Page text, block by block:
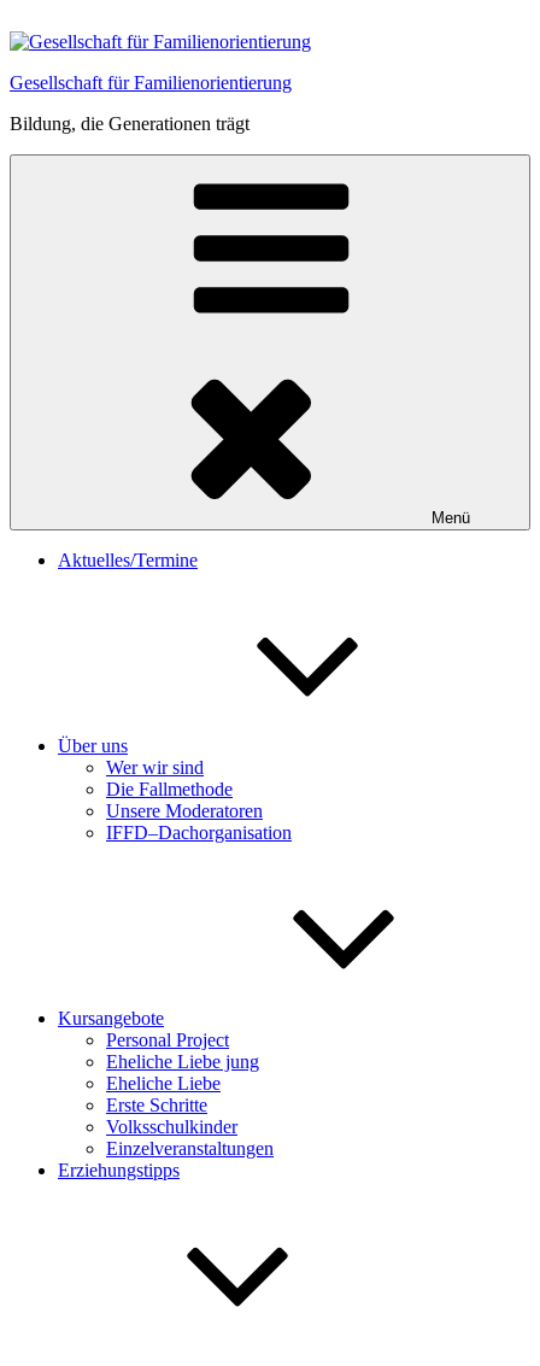
Inhalt
Gesellschaft für Familienorientierung
Bildung, die Generationen trägt
Menü
Aktuelles/Termine
Über uns
Wer wir sind
Die Fallmethode
Unsere Moderatoren
IFFD–Dachorganisation
Kursangebote
Personal Project
Eheliche Liebe jung
Eheliche Liebe
Erste Schritte
Volksschulkinder
Einzelveranstaltungen
Erziehungstipps